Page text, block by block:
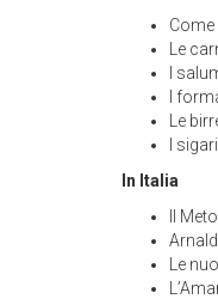
Le
I
I
Le
I
In Italia
Il
Le